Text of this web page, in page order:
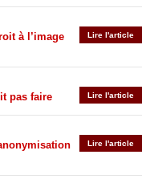
Lire l'article
à l’image
Lire l'article
pas faire
Lire l'article